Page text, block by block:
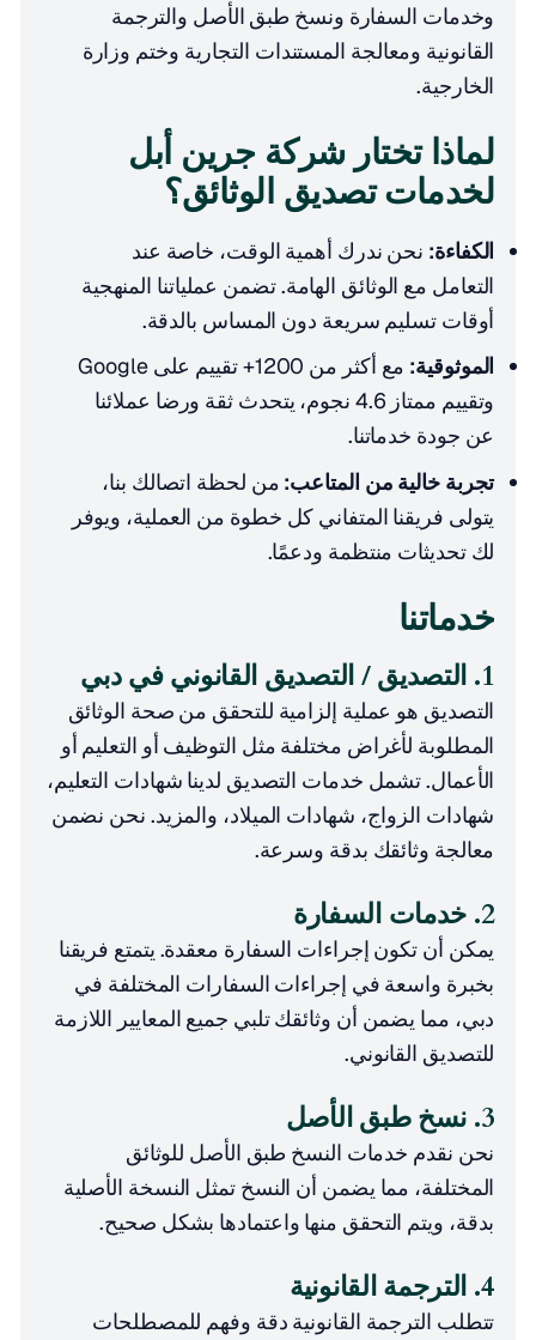
وخدمات السفارة ونسخ طبق الأصل والترجمة
القانونية ومعالجة المستندات التجارية وختم وزارة
الخارجية.
لماذا تختار شركة جرين أبل
لخدمات تصديق الوثائق؟
الكفاءة: نحن ندرك أهمية الوقت، خاصة عند
التعامل مع الوثائق الهامة. تضمن عملياتنا المنهجية
أوقات تسليم سريعة دون المساس بالدقة.
الموثوقية:
مع أكثر من 1200+ تقييم على Google
وتقييم ممتاز 4.6 نجوم، يتحدث ثقة ورضا عملائنا
عن جودة خدماتنا.
تجربة خالية من المتاعب: من لحظة اتصالك بنا،
يتولى فريقنا المتفاني كل خطوة من العملية، ويوفر
لك تحديثات منتظمة ودعمًا.
خدماتنا
1. التصديق / التصديق القانوني في دبي
التصديق هو عملية إلزامية للتحقق من صحة الوثائق
المطلوبة لأغراض مختلفة مثل التوظيف أو التعليم أو
الأعمال. تشمل خدمات التصديق لدينا شهادات التعليم،
شهادات الزواج، شهادات الميلاد، والمزيد. نحن نضمن
معالجة وثائقك بدقة وسرعة.
2. خدمات السفارة
يمكن أن تكون إجراءات السفارة معقدة. يتمتع فريقنا
بخبرة واسعة في إجراءات السفارات المختلفة في
دبي، مما يضمن أن وثائقك تلبي جميع المعايير اللازمة
للتصديق القانوني.
3. نسخ طبق الأصل
نحن نقدم خدمات النسخ طبق الأصل للوثائق
المختلفة، مما يضمن أن النسخ تمثل النسخة الأصلية
بدقة، ويتم التحقق منها واعتمادها بشكل صحيح.
4. الترجمة القانونية
تتطلب الترجمة القانونية دقة وفهم للمصطلحات